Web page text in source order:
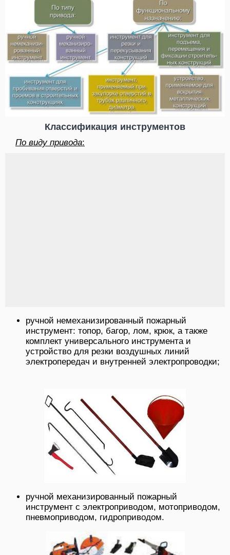
Классификация инструментов
По виду привода:
ручной немеханизированный пожарный
инструмент: топор, багор, лом, крюк, а также
комплект универсального инструмента и
устройство для резки воздушных линий
электропередач и внутренней электропроводки;
ручной механизированный пожарный
инструмент с электроприводом, мотоприводом,
пневмоприводом, гидроприводом.